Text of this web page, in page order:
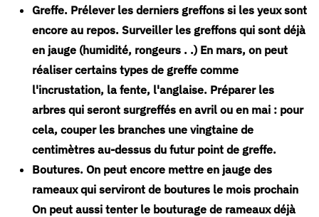
Greffe. Prélever les derniers greffons si les yeux sont
encore au repos. Surveiller les greffons qui sont déjà
en jauge (humidité, rongeurs . .) En mars, on peut
réaliser certains types de greffe comme
l'incrustation, la fente, l'anglaise. Préparer les
arbres qui seront surgreffés en avril ou en mai : pour
cela, couper les branches une vingtaine de
centimètres au-dessus du futur point de greffe.
Boutures. On peut encore mettre en jauge des
rameaux qui serviront de boutures le mois prochain
On peut aussi tenter le bouturage de rameaux déjà